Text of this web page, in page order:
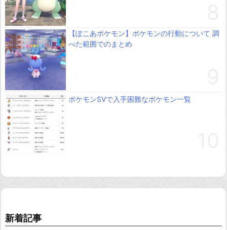
【ぽこあポケモン】ポケモンの行動について 調
べた範囲でのまとめ
ポケモンSVで入手困難なポケモン一覧
新着記事